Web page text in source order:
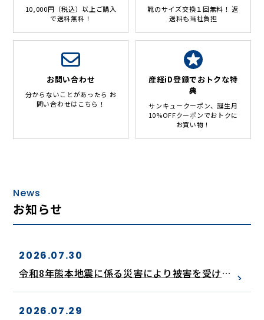
10,000円（税込）以上ご購入
で送料無料！
靴のサイズ交換１回無料！ 返
送料も当社負担
お問い合わせ
分からないことがあったら お
問い合わせはこちら！
産経iD登録でおトクな特
典
サンキュークーポン、誕生月
10%OFFクーポンでおトクに
お買い物！
News
お知らせ
2026.07.30
令和8年熊本地震に係る災害により被害を受けら
2026.07.29